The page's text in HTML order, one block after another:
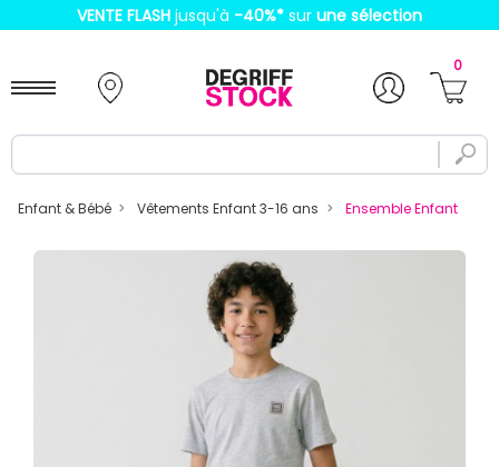
VENTE FLASH jusqu'à -40%* sur une sélection
0
Enfant & Bébé Vêtements Enfant 3-16 ans Ensemble Enfant